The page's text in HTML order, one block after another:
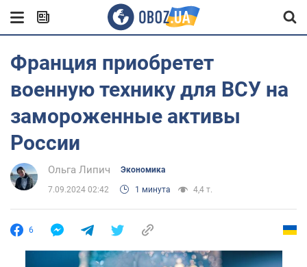
Франция приобретет
военную технику для ВСУ на
замороженные активы
России
Ольга Липич Экономика
7.09.2024 02:42 1 минута 4,4 т.
6